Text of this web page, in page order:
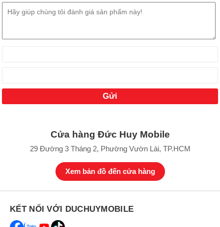
Cửa hàng Đức Huy Mobile
29 Đường 3 Tháng 2, Phường Vườn Lài, TP.HCM
Xem bản đồ đến cửa hàng
KẾT NỐI VỚI DUCHUYMOBILE